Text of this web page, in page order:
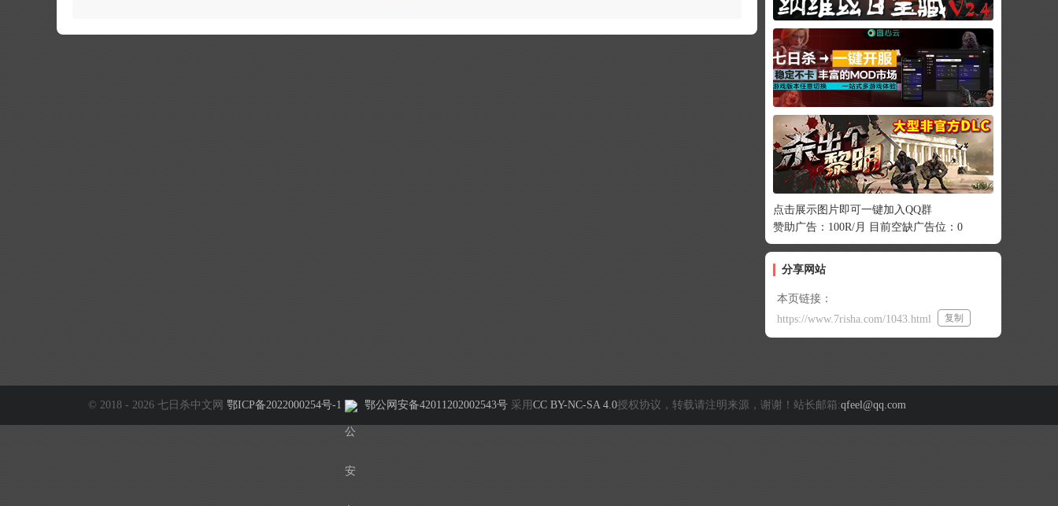
点击展示图片即可一键加入QQ群
赞助广告：100R/月 目前空缺广告位：0
分享网站
本页链接：
https://www.7risha.com/1043.html
复制
© 2018 - 2026 七日杀中文网 鄂ICP备2022000254号-1 鄂公网安备42011202002543号 采用 CC BY-NC-SA 4.0授权协议，转载请注明来源，谢谢！站长邮箱:qfeel@qq.com